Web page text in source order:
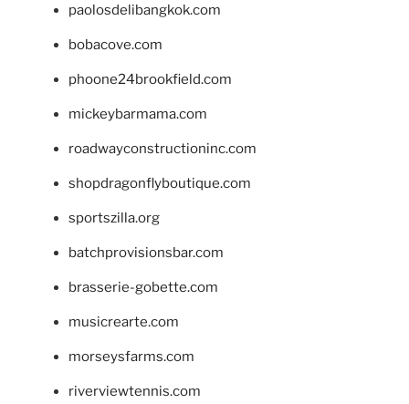
paolosdelibangkok.com
bobacove.com
phoone24brookfield.com
mickeybarmama.com
roadwayconstructioninc.com
shopdragonflyboutique.com
sportszilla.org
batchprovisionsbar.com
brasserie-gobette.com
musicrearte.com
morseysfarms.com
riverviewtennis.com